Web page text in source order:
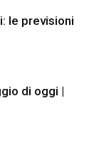
le previsioni
di oggi |